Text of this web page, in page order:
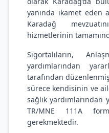
yanında ikamet eden
Karadağ
hizmetlerinin
Sigortalıların,
yardımlarından
tarafından
sürece kendisinin ve
sağlık
TR/MNE 111A
gerekmektedir.